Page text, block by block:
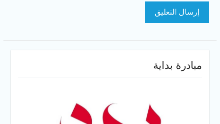
مبادرة بداية